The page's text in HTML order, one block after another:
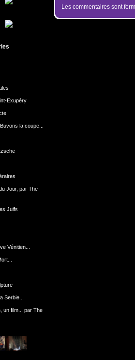
Exupéry
la coupe...
Jour, par The
Juifs
Vénitien...
Serbie...
un film... par The
Les commentaires sont